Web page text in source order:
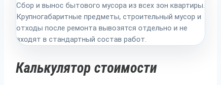
Сбор и вынос бытового мусора из всех зон квартиры.
Крупногабаритные предметы, строительный мусор и
отходы после ремонта вывозятся отдельно и не
входят в стандартный состав работ.
Калькулятор стоимости